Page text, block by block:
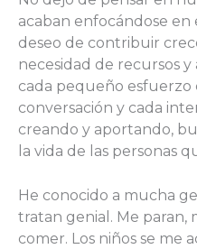
acaban enfocándose en
deseo de contribuir
necesidad de recursos y
cada pequeño esfuerzo
conversación y cada
creando y aportando,
la vida de las personas
He conocido a mucha
tratan genial. Me paran,
comer. Los niños se me